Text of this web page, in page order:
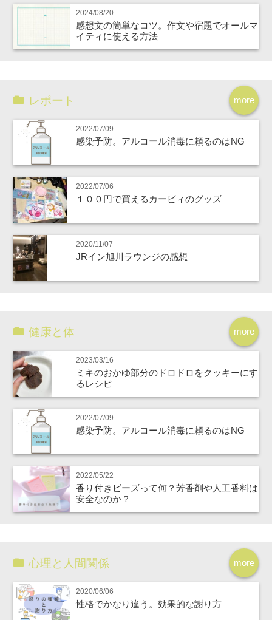
2024/08/20
感想文の簡単なコツ。作文や宿題でオールマ
イティに使える方法
more
レポート
2022/07/09
感染予防。アルコール消毒に頼るのはNG
2022/07/06
１００円で買えるカービィのグッズ
2020/11/07
JRイン旭川ラウンジの感想
more
健康と体
2023/03/16
ミキのおかゆ部分のドロドロをクッキーにす
るレシピ
2022/07/09
感染予防。アルコール消毒に頼るのはNG
2022/05/22
香り付きビーズって何？芳香剤や人工香料は
安全なのか？
more
心理と人間関係
2020/06/06
性格でかなり違う。効果的な謝り方